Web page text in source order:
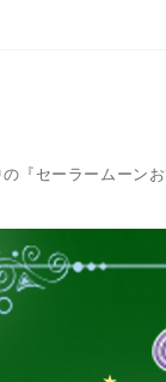
『セーラームーン